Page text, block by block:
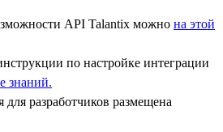
API Talantix можно на этой
по настройке интеграции
знаний.
для разработчиков размещена